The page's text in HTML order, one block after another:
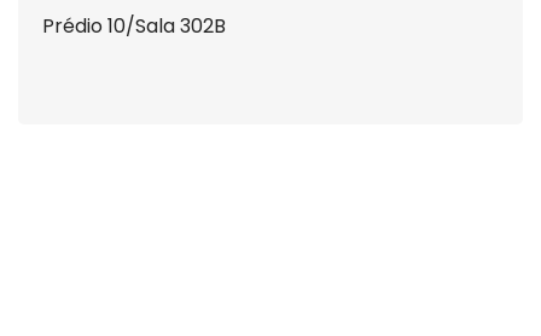
Prédio 10/Sala 302B